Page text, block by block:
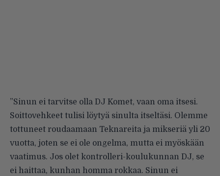
”Sinun ei tarvitse olla DJ Komet, vaan oma itsesi.
Soittovehkeet tulisi löytyä sinulta itseltäsi. Olemme
tottuneet roudaamaan Teknareita ja mikseriä yli 20
vuotta, joten se ei ole ongelma, mutta ei myöskään
vaatimus. Jos olet kontrolleri-koulukunnan DJ, se
ei haittaa, kunhan homma rokkaa. Sinun ei